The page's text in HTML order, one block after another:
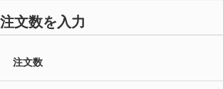
注文数を入力
注文数